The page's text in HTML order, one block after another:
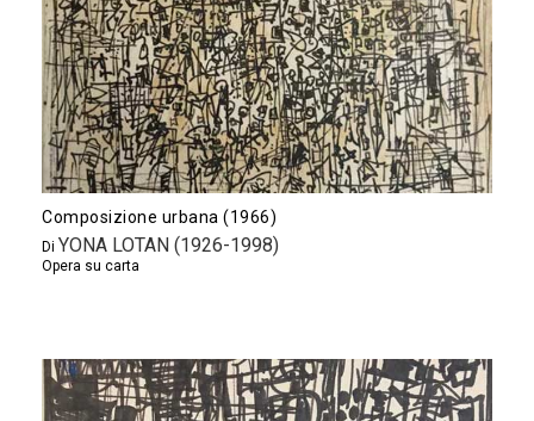
Composizione urbana (1966)
Di YONA LOTAN (1926-1998)
Opera su carta